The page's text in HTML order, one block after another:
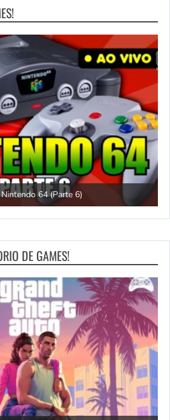
gameplay até zerar!
DE GAMES!